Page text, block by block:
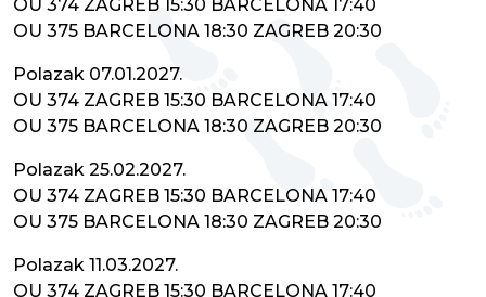
OU 374 ZAGREB 15:30 BARCELONA 17:40
OU 375 BARCELONA 18:30 ZAGREB 20:30
Polazak 07.01.2027.
OU 374 ZAGREB 15:30 BARCELONA 17:40
OU 375 BARCELONA 18:30 ZAGREB 20:30
Polazak 25.02.2027.
OU 374 ZAGREB 15:30 BARCELONA 17:40
OU 375 BARCELONA 18:30 ZAGREB 20:30
Polazak 11.03.2027.
OU 374 ZAGREB 15:30 BARCELONA 17:40